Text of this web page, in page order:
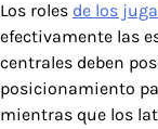
Los roles de los
efectivamente las
centrales deben
posicionamiento
mientras que los